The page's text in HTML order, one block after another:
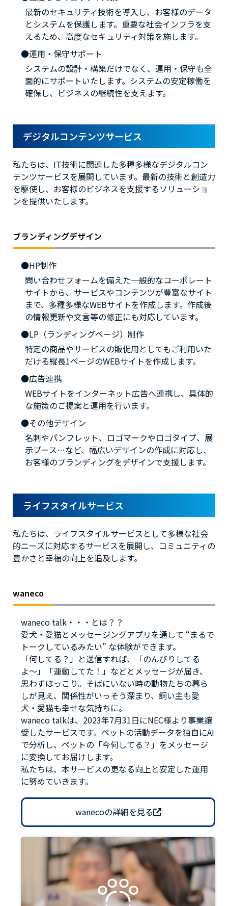
最新のセキュリティ技術を導入し、お客様のデータ
とシステムを保護します。重要な社会インフラを支
えるため、高度なセキュリティ対策を施します。
運用・保守サポート
システムの設計・構築だけでなく、運用・保守も全
面的にサポートいたします。システムの安定稼働を
確保し、ビジネスの継続性を支えます。
デジタルコンテンツサービス
私たちは、IT技術に関連した多種多様なデジタルコン
テンツサービスを展開しています。最新の技術と創造力
を駆使し、お客様のビジネスを支援するソリューショ
ンを提供いたします。
ブランディングデザイン
HP制作
問い合わせフォームを備えた一般的なコーポレート
サイトから、サービスやコンテンツが豊富なサイト
まで、多種多様なWEBサイトを作成します。作成後
の情報更新や文言等の修正にも対応しています。
LP（ランディングページ）制作
特定の商品やサービスの販促用としてもご利用いた
だける縦長1ページのWEBサイトを作成します。
広告連携
WEBサイトをインターネット広告へ連携し、具体的
な施策のご提案と運用を行います。
その他デザイン
名刺やパンフレット、ロゴマークやロゴタイプ、展
示ブース…など、幅広いデザインの作成に対応し、
お客様のブランディングをデザインで支援します。
ライフスタイルサービス
私たちは、ライフスタイルサービスとして多様な社会
的ニーズに対応するサービスを展開し、コミュニティの
豊かさと幸福の向上を追及します。
waneco
waneco talk・・・とは？？
愛犬・愛猫とメッセージングアプリを通して “まるで
トークしているみたい” な体験ができます。
「何してる？」と送信すれば、「のんびりしてる
よ〜」「運動してた！」などとメッセージが届き、
思わずほっこり。そばにいない時の動物たちの暮ら
しが見え、関係性がいっそう深まり、飼い主も愛
犬・愛猫も幸せな気持ちに。
waneco talkは、2023年7月31日にNEC様より事業譲
受したサービスです。ペットの活動データを独自にAI
で分析し、ペットの「今何してる？」をメッセージ
に変換してお届けします。
私たちは、本サービスの更なる向上と安定した運用
に努めていきます。
wanecoの詳細を見る